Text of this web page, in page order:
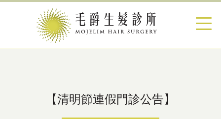
【清明節連假門診公告】